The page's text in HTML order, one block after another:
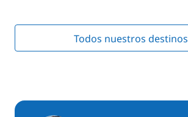
Todos nuestros destinos